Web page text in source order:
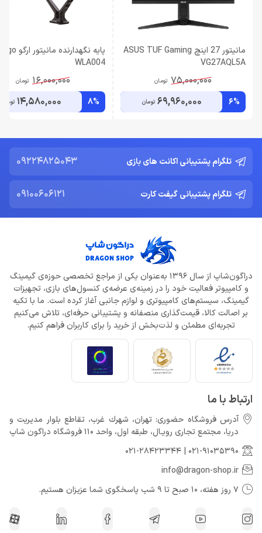
مانیتور 27 اینچ ASUS TUF Gaming
VG27AQL5A
75,000,000 تومان
6%
69,960,000 تومان
پایه نگهدارنده مانیتور ارگو Ergo
WLA004
16,000,000 تومان
8%
14,580,000 تومان
تلگرام پشتیبانی اکانت های بازی 09224825043
تلگرام پشتیبانی گیفت کارت 09100606121
دراگون‌شاپ از سال 1396 به‌عنوان یکی از مراجع تخصصی حوزه‌ی گیمینگ
و کامپیوتر فعالیت خود را در زمینه‌ی عرضه‌ی کنسول‌های بازی، تجهیزات
گیمینگ، سیستم‌های کامپیوتری و لوازم جانبی آغاز کرده است. ما با تکیه
بر اصالت کالا، قیمت‌گذاری منصفانه و پشتیبانی حرفه‌ای، تلاش می‌کنیم
تجربه‌ای مطمئن و لذت‌بخش از خرید را برای کاربران فراهم کنیم.
ارتباط با ما
آدرس فروشگاه حضوری: تهران، شهرك غرب، تقاطع بلوار مدیریت و
دريا، مجتمع تجارى رويـال، طبقه اول، واحد 110 فروشگاه دراگون شاپ
021-91035390
021-28423344
info@dragon-shop.ir
7 روز هفته، 10 صبح تا 9 شب پاسخگوی شما عزیزان هستیم.